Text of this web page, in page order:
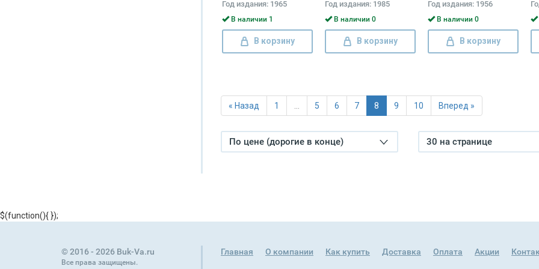
Год издания: 1965
В наличии 1
В корзину
Сергей Мстиславский,
Николай Псурцев, Юрий
Тихонов, Теодор
Гладков, Александр
Беляев, Игорь Козлов,
Владимир Востоков,
Год издания: 1985
В наличии 0
В корзину
Год издания: 1956
В наличии 0
В корзину
« Назад 1 5 6 7 8 9 10 Вперед »
По цене (дорогие в конце) 30 на странице
© 2016 - 2026 Buk-Va.ru
Все права защищены.
Главная О компании Как купить Доставка Оплата Акции
$(function(){ });